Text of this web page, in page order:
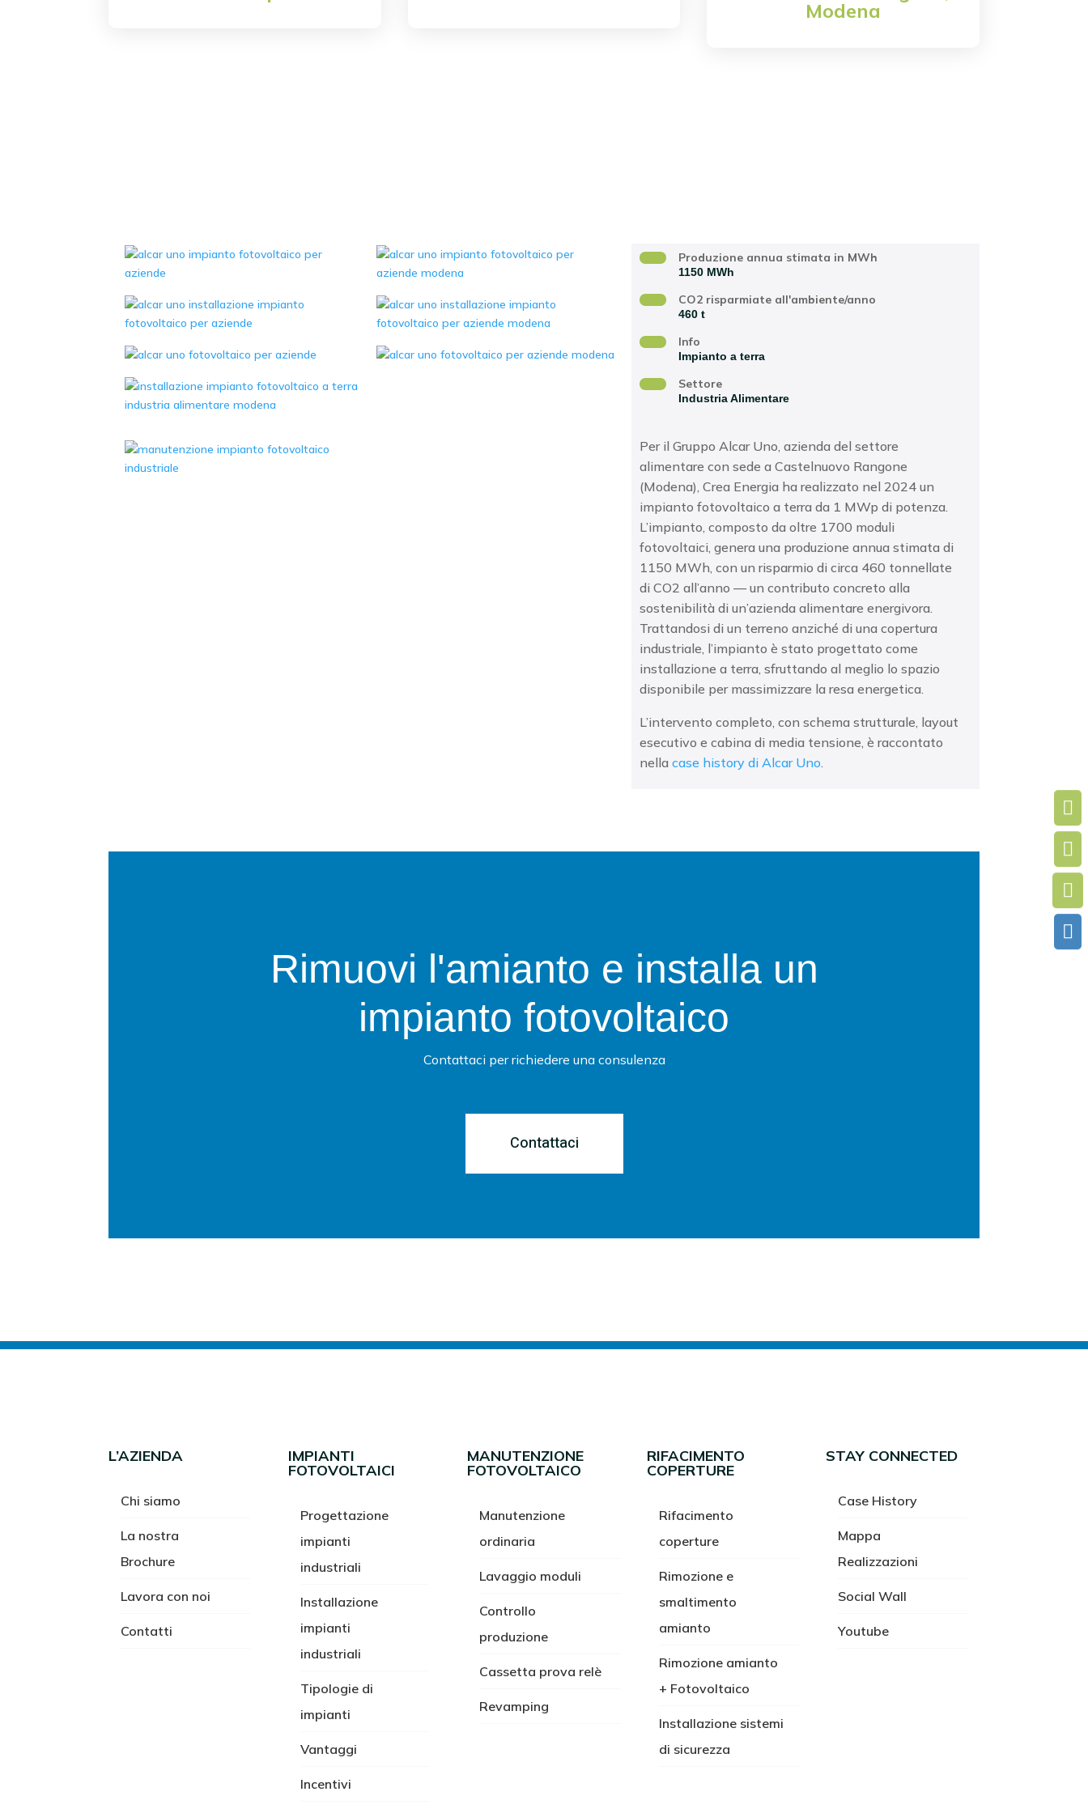
Modena
Produzione annua stimata in MWh
1150 MWh
CO2 risparmiate all'ambiente/anno
460 t
Info
Impianto a terra
Settore
Industria Alimentare
Per il Gruppo Alcar Uno, azienda del settore
alimentare con sede a Castelnuovo Rangone
(Modena), Crea Energia ha realizzato nel 2024 un
impianto fotovoltaico a terra da 1 MWp di potenza.
L’impianto, composto da oltre 1700 moduli
fotovoltaici, genera una produzione annua stimata di
1150 MWh, con un risparmio di circa 460 tonnellate
di CO2 all’anno — un contributo concreto alla
sostenibilità di un’azienda alimentare energivora.
Trattandosi di un terreno anziché di una copertura
industriale, l’impianto è stato progettato come
installazione a terra, sfruttando al meglio lo spazio
disponibile per massimizzare la resa energetica.
L’intervento completo, con schema strutturale, layout
esecutivo e cabina di media tensione, è raccontato
nella case history di Alcar Uno
Rimuovi l'amianto e installa un
impianto fotovoltaico
Contattaci per richiedere una consulenza
Contattaci
L’AZIENDA
Chi siamo
La nostra
Brochure
Lavora con noi
Contatti
IMPIANTI
FOTOVOLTAICI
Progettazione
impianti
industriali
Installazione
impianti
industriali
Tipologie di
impianti
Vantaggi
Incentivi
MANUTENZIONE
FOTOVOLTAICO
Manutenzione
ordinaria
Lavaggio moduli
Controllo
produzione
Cassetta prova relè
Revamping
RIFACIMENTO
COPERTURE
Rifacimento
coperture
Rimozione e
smaltimento
amianto
Rimozione amianto
+ Fotovoltaico
Installazione sistemi
di sicurezza
STAY CONNECTED
Case History
Mappa
Realizzazioni
Social Wall
Youtube



